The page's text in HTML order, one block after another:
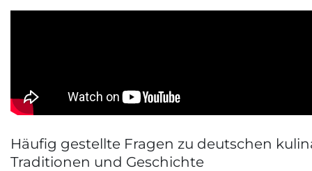
Häufig gestellte Fragen zu deutschen
Traditionen und Geschichte